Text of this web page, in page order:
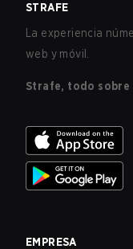
STRAFE
La experiencia
web y móvil.
Strafe, todo sobre
EMPRESA